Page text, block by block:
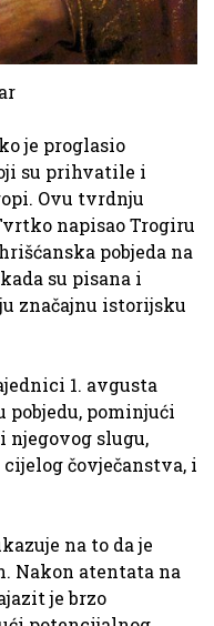
je proglasio
su prihvatile i
Ovu tvrdnju
napisao Trogiru
pobjeda na
su pisana i
značajnu istorijsku
1. avgusta
pobjedu, pominjući
njegovog slugu,
čovječanstva, i
na to da je
Nakon atentata na
je brzo